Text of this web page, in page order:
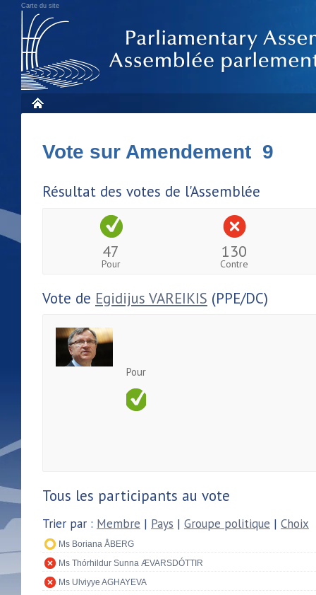
Carte du site
Vote sur Amendement 9
Résultat des votes de l'Assemblée
47
Pour
130
Contre
Vote de Egidijus VAREIKIS (PPE/DC)
Pour
Tous les participants au vote
Trier par : Membre | Pays | Groupe politique | Choix
Ms Boriana ÅBERG
Ms Thórhildur Sunna ÆVARSDÓTTIR
Ms Ulviyye AGHAYEVA